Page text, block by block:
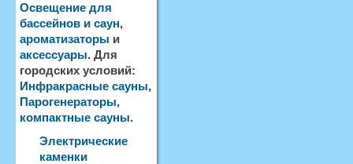
Освещение для
бассейнов и саун,
ароматизаторы и
аксессуары. Для
городских условий:
Инфракрасные сауны,
Парогенераторы,
компактные сауны.
Электрические
каменки